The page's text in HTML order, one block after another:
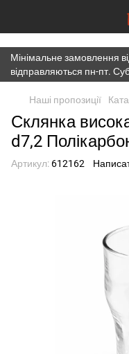
Мінімальне замовлення
відправляються пн-пт.
Наші пропозиції
Склянка
d7,2
Артикул: 612162